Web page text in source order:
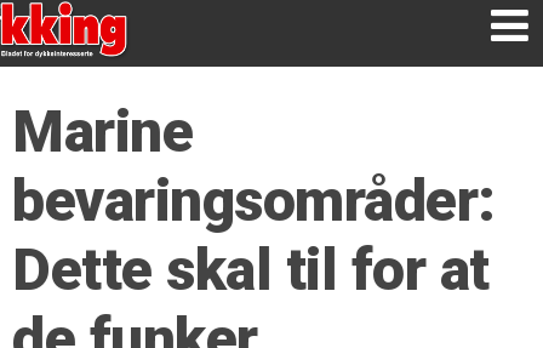
Marine
bevaringsområder:
Dette skal til for at